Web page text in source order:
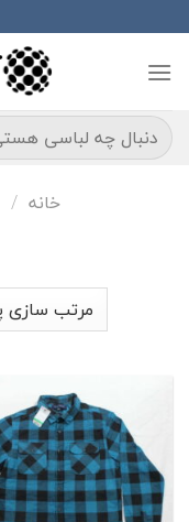
to
content
جستجو
برای:
خانه /